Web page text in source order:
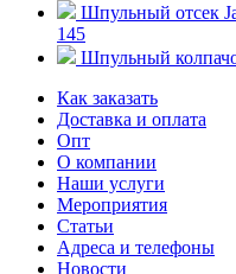
Шпульный отсек
145
Шпульный
Как заказать
Доставка и оплата
Опт
О компании
Наши услуги
Мероприятия
Статьи
Адреса и телефоны
Новости